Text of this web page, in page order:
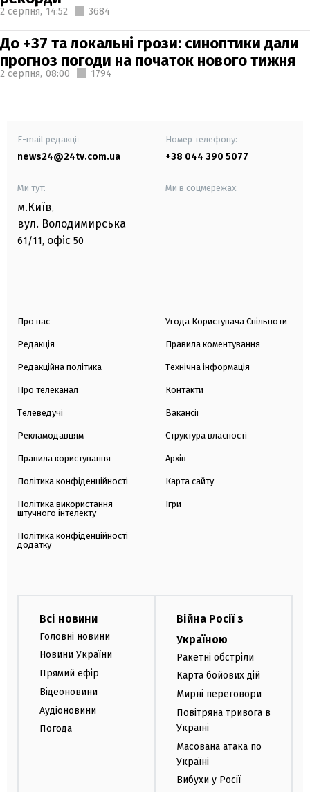
2 серпня, 14:52 3684
До +37 та локальні грози: синоптики дали
прогноз погоди на початок нового тижня
2 серпня, 08:00 1794
E-mail редакції
news24@24tv.com.ua
Номер телефону:
+38 044 390 5077
Ми тут:
м.Київ,
вул. Володимирська
61/11, офіс 50
Ми в соцмережах:
Про нас
Редакція
Редакційна політика
Про телеканал
Телеведучі
Рекламодавцям
Правила користування
Політика конфіденційності
Політика використання
штучного інтелекту
Політика конфіденційності
додатку
Угода Користувача Спільноти
Правила коментування
Технічна інформація
Контакти
Вакансії
Структура власності
Архів
Карта сайту
Ігри
Всі новини
Головні новини
Новини України
Прямий ефір
Відеоновини
Аудіоновини
Погода
Війна Росії з
Україною
Ракетні обстріли
Карта бойових дій
Мирні переговори
Повітряна тривога в
Україні
Масована атака по
Україні
Вибухи у Росії